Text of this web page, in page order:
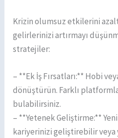
Krizin olumsuz etkilerini
gelirlerinizi artırmayı
stratejiler:
– **Ek İş Fırsatları:** Hobi
dönüştürün. Farklı
bulabilirsiniz.
– **Yetenek Geliştirme:**
kariyerinizi geliştirebilir veya